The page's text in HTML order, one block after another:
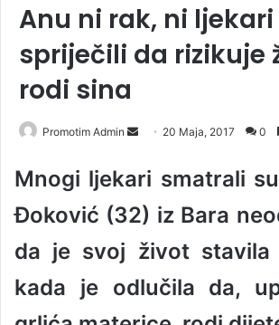
Anu ni rak, ni
spriječili da rizikuje
rodi sina
Promotim Admin
n
a
n
e
m
20 Maja, 2017 0
Mnogi ljekari smatrali
Đoković (32) iz Bara
da je svoj život stavila
kada je odlučila da,